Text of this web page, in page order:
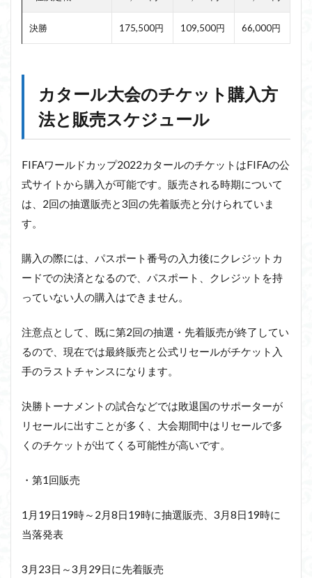
決勝 175,500円 109,500円 66,000円
カタール大会のチケット購入方
法と販売スケジュール
FIFAワールドカップ2022カタールのチケットはFIFAの公
式サイトから購入が可能です。販売される時期について
は、2回の抽選販売と3回の先着販売と分けられていま
す。
購入の際には、パスポート番号の入力後にクレジットカ
ードでの決済となるので、パスポート、クレジットを持
っていない人の購入はできません。
注意点として、既に第2回の抽選・先着販売が終了してい
るので、現在では最終販売と公式リセールがチケット入
手のラストチャンスになります。
決勝トーナメントの試合などでは敗退国のサポーターが
リセールに出すことが多く、大会期間中はリセールで多
くのチケットが出てくる可能性が高いです。
・第1回販売
1月19日19時～2月8日19時に抽選販売、3月8日19時に
当落発表
3月23日～3月29日に先着販売